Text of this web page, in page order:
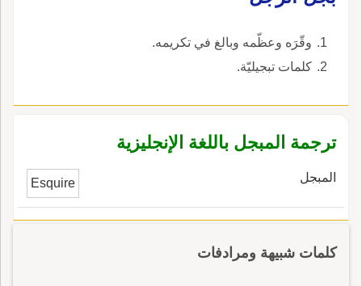
والمشهور أَنه لجرير.
وقّرَه وعظّمه وبالغ في تكريمه.
كلمات تبجيليّة.
ترجمة المبجل باللغة الإنجليزية
المبجل Esquire
كلمات شبيهة ومرادفات